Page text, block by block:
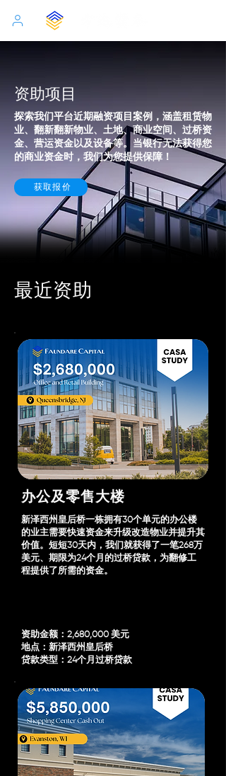
资助项目
探索我们平台近期融资项目案例，涵盖租赁物
业、翻新翻新物业、土地、商业空间、过桥资
金、营运资金以及设备等。当银行无法获得您
的商业资金时，我们为您提供保障！
获取报价
最近资助
办公及零售大楼
新泽西州皇后桥一栋拥有30个单元的办公楼
的业主需要快速资金来升级改造物业并提升其
价值。短短30天内，我们就获得了一笔268万
美元、期限为24个月的过桥贷款，为翻修工
程提供了所需的资金。
资助金额：2,680,000 美元
地点：新泽西州皇后桥
贷款类型：24个月过桥贷款